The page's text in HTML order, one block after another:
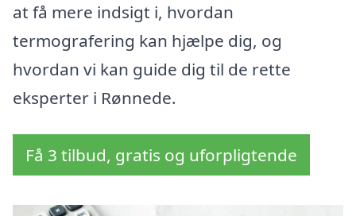
at få mere indsigt i, hvordan
termografering kan hjælpe dig, og
hvordan vi kan guide dig til de rette
eksperter i Rønnede.
Få 3 tilbud, gratis og uforpligtende